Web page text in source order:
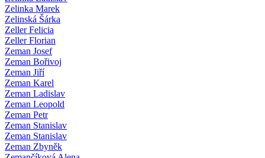
Zelinka Marek
Zelinská Šárka
Zeller Felicia
Zeller Florian
Zeman Josef
Zeman Bořivoj
Zeman Jiří
Zeman Karel
Zeman Ladislav
Zeman Leopold
Zeman Petr
Zeman Stanislav
Zeman Stanislav
Zeman Zbyněk